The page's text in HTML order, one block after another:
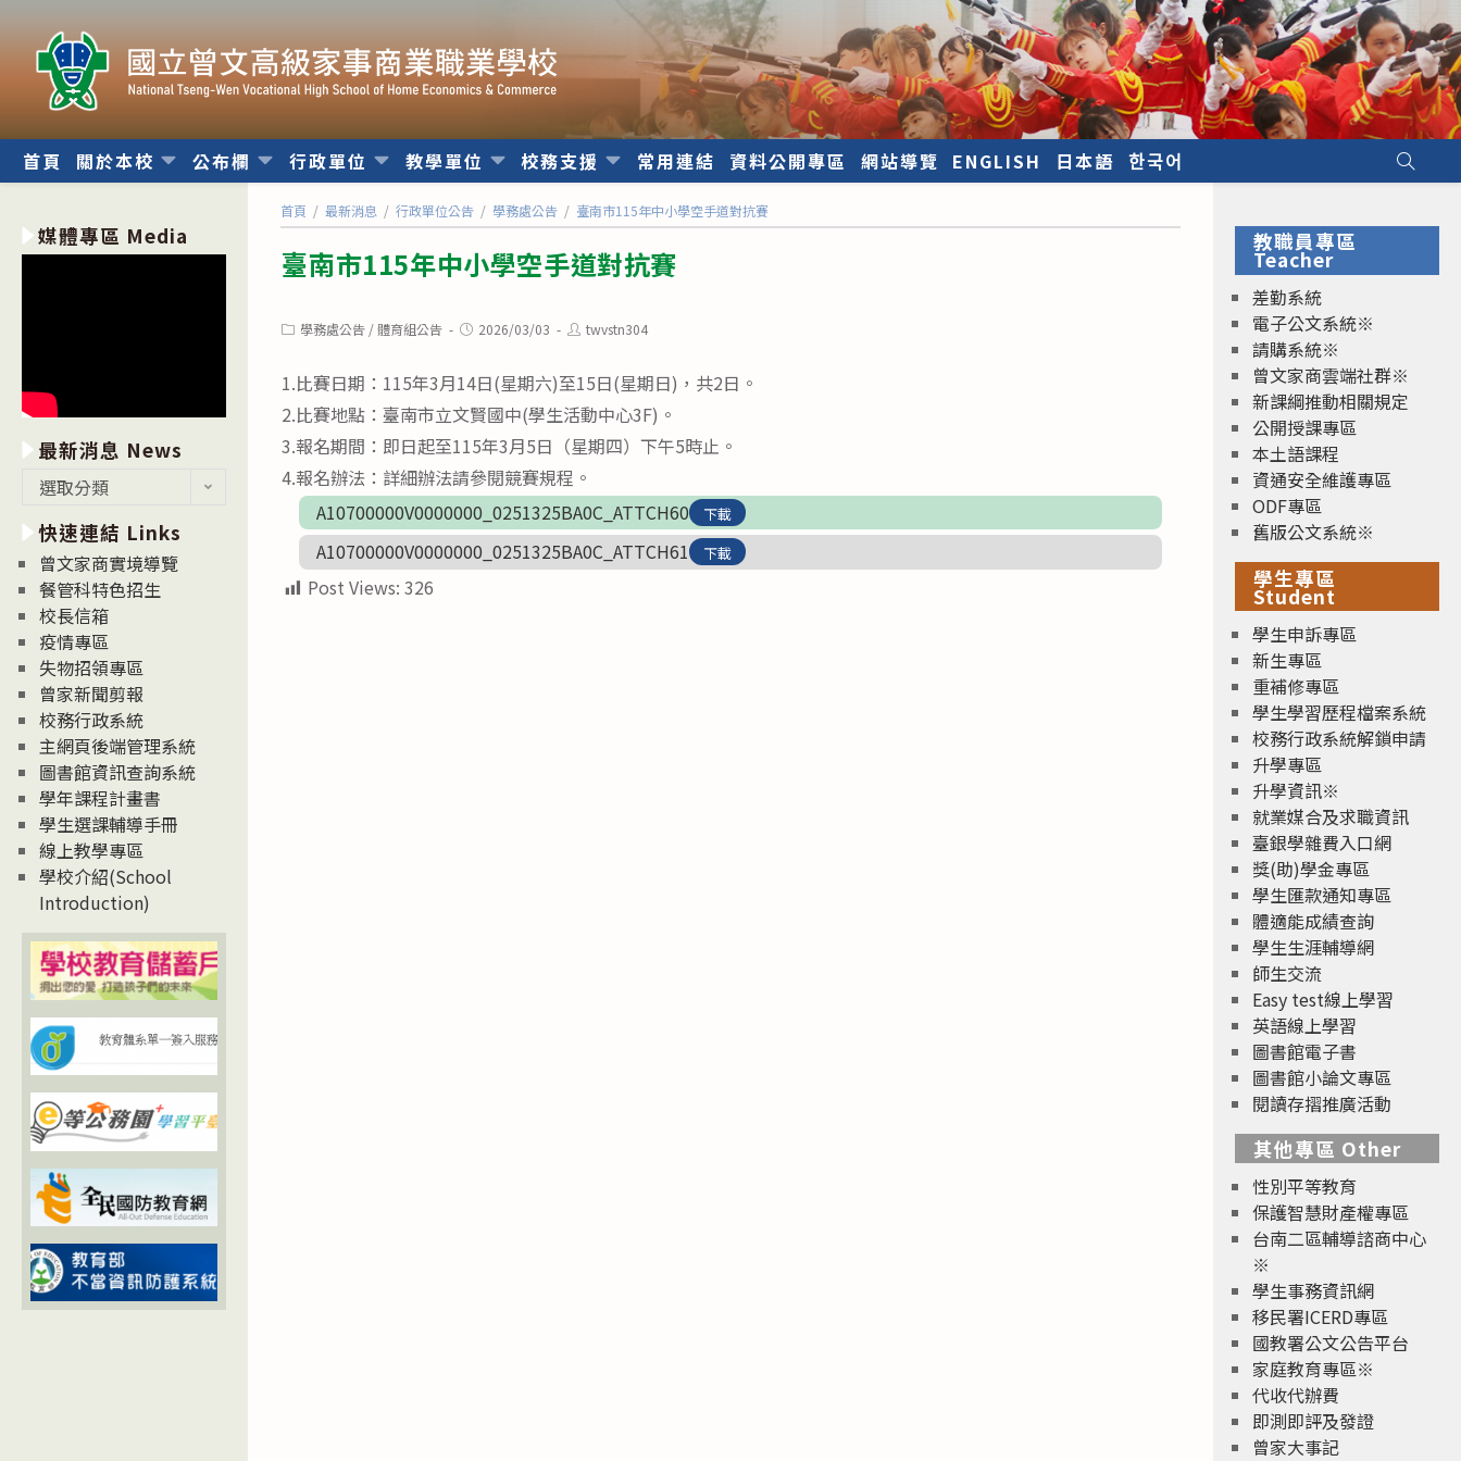
內
首頁 關於本校 公布欄 行政單位 教學單位 校務支援 常用連結 資料公開專區 網站導覽 ENGLISH 日本語 한국어
首頁 / 最新消息 / 行政單位公告 / 學務處公告 / 臺南市115年中小學空手道對抗賽
臺南市115年中小學空手道對抗賽
Post學務處公告 / 體育組公告
Post2026/03/03
Posttwvstn304
1.比賽日期：115年3月14日(星期六)至15日(星期日)，共2日。
2.比賽地點：臺南市立文賢國中(學生活動中心3F)。
3.報名期間：即日起至115年3月5日（星期四）下午5時止。
4.報名辦法：詳細辦法請參閱競賽規程。
A10700000V0000000_0251325BA0C_ATTCH60
下載
A10700000V0000000_0251325BA0C_ATTCH61 下載
Post Views: 326
媒體專區 Media
最新消息 News
消
息
News
選取分類
快速連結 Links
曾文家商實境導覽
餐管科特色招生
校長信箱
疫情專區
失物招領專區
曾家新聞剪報
校務行政系統
主網頁後端管理系統
圖書館資訊查詢系統
學年課程計畫書
學生選課輔導手冊
線上教學專區
學校介紹(School
Introduction)
教職員專區
Teacher
差勤系統
電子公文系統※
請購系統※
曾文家商雲端社群※
新課綱推動相關規定
公開授課專區
本土語課程
資通安全維護專區
ODF專區
舊版公文系統※
學生專區
Student
學生申訴專區
新生專區
重補修專區
學生學習歷程檔案系統
校務行政系統解鎖申請
升學專區
升學資訊※
就業媒合及求職資訊
臺銀學雜費入口網
獎(助)學金專區
學生匯款通知專區
體適能成績查詢
學生生涯輔導網
師生交流
Easy test線上學習
英語線上學習
圖書館電子書
圖書館小論文專區
閱讀存摺推廣活動
其他專區 Other
性別平等教育
保護智慧財產權專區
台南二區輔導諮商中心
※
學生事務資訊網
移民署ICERD專區
國教署公文公告平台
家庭教育專區※
代收代辦費
即測即評及發證
曾家大事記